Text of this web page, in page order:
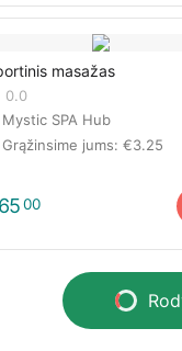
masažas
0.0
Mystic SPA Hub
Grąžinsime jums: €3.25
6500